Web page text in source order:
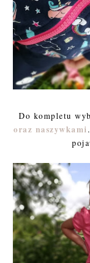
Do kompletu
oraz naszywkami